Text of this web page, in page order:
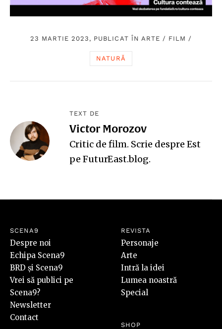
23 MARTIE 2023, PUBLICAT ÎN ARTE / FILM /
NATURĂ
TEXT DE
Victor Morozov
Critic de film. Scrie despre Est
pe FuturEast.blog.
SCENA9
Despre noi
Echipa Scena9
BRD și Scena9
Vrei să publici pe
Scena9?
Newsletter
Contact
REVISTA
Personaje
Arte
Intră la idei
Lumea noastră
Special
SHOP